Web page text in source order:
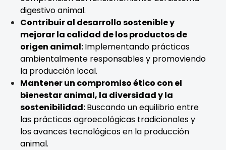
digestivo animal.
Contribuir al desarrollo sostenible y
mejorar la calidad de los productos de
origen animal:Implementando prácticas
ambientalmente responsables y promoviendo
la producción local.
Mantener un compromiso ético con el
bienestar animal, la diversidad y la
sostenibilidad:Buscando un equilibrio entre
las prácticas agroecológicas tradicionales y
los avances tecnológicos en la producción
animal.